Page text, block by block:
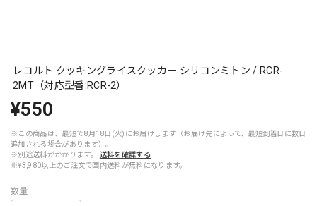
レコルト クッキングライスクッカー シリコンミトン / RCR-
2MT（対応型番:RCR-2）
¥550
※この商品は、最短で8月18日(火)にお届けします（お届け先によって、最短到着日に数日
追加される場合があります）。
※別途送料がかかります。
送料を確認する
※¥3,980以上のご注文で国内送料が無料になります。
数量